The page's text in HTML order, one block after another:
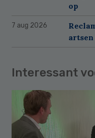
op
7 aug 2026
Interessant